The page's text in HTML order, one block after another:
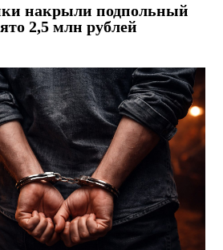
накрыли подпольный
2,5 млн рублей